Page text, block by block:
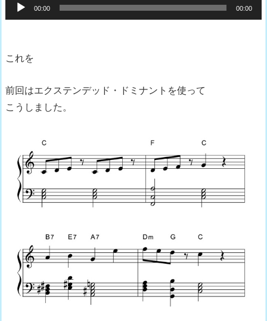
声
レ
ヤ
ー
00:00 00:00
これを
前回はエクステンデッド・ドミナントを使って
こうしました。